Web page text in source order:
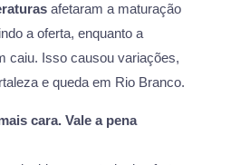
afetaram a maturação
a oferta, enquanto a
caiu. Isso causou variações,
e queda em Rio Branco.
cara. Vale a pena